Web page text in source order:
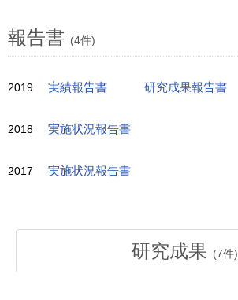
報告書 (4件)
2019 実績報告書 研究成果報告書
2018 実施状況報告書
2017 実施状況報告書
研究成果 (7件)